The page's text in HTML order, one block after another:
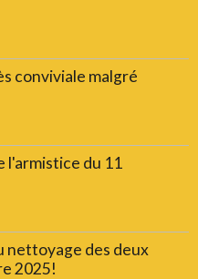
conviviale malgré
l'armistice du 11
nettoyage des deux
2025!